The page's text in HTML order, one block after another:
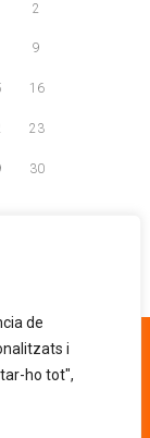
de
i
ho tot",
2
9
16
23
30